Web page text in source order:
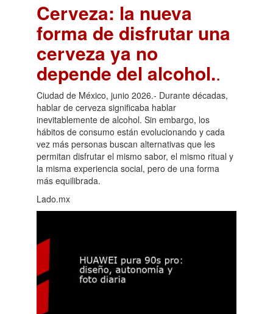
Cerveza: la nueva
forma de disfrutar una
cerveza ya no
depende del alcohol..
Ciudad de México, junio 2026.- Durante décadas,
hablar de cerveza significaba hablar
inevitablemente de alcohol. Sin embargo, los
hábitos de consumo están evolucionando y cada
vez más personas buscan alternativas que les
permitan disfrutar el mismo sabor, el mismo ritual y
la misma experiencia social, pero de una forma
más equilibrada.
Lado.mx